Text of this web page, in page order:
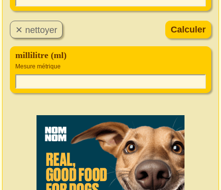
millilitre (ml)
Mesure métrique